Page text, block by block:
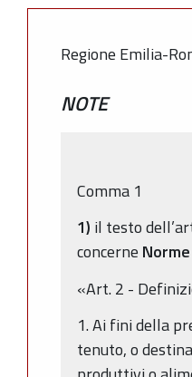
Regione Emilia-
NOTE
Comma 1
1) il testo
concerne
«Art. 2 -
1. Ai fini della
tenuto, o